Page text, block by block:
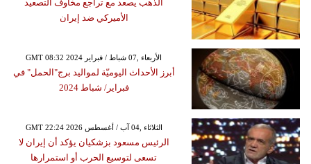
الذهب يصعد مع تراجع مخاوف التصعيد
الأميركي ضد إيران
GMT 08:32 2024 الأربعاء ,07 شباط / فبراير
أبرز الأحداث اليوميّة لمواليد برج"الحمل" في
فبراير/ شباط 2024
GMT 22:24 2026 الثلاثاء ,04 آب / أغسطس
الرئيس مسعود بزشكيان يؤكد أن إيران لا
تسعى لتوسيع الحرب أو استمرارها